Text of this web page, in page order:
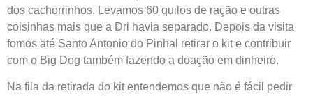
dos cachorrinhos. Levamos 60 quilos de ração e outras
coisinhas mais que a Dri havia separado. Depois da visita
fomos até Santo Antonio do Pinhal retirar o kit e contribuir
com o Big Dog também fazendo a doação em dinheiro.
Na fila da retirada do kit entendemos que não é fácil pedir